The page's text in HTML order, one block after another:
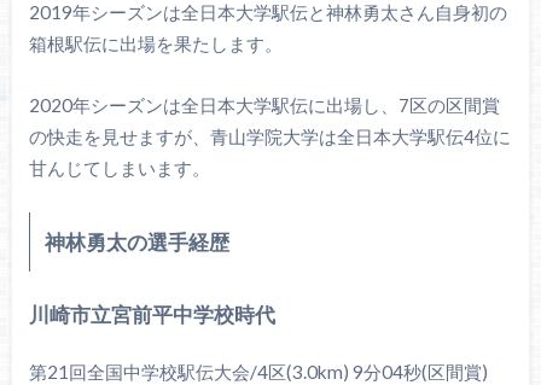
2019年シーズンは全日本大学駅伝と神林勇太さん自身初の
箱根駅伝に出場を果たします。
2020年シーズンは全日本大学駅伝に出場し、7区の区間賞
の快走を見せますが、青山学院大学は全日本大学駅伝4位に
甘んじてしまいます。
神林勇太の選手経歴
川崎市立宮前平中学校時代
第21回全国中学校駅伝大会/4区(3.0km) 9分04秒(区間賞)